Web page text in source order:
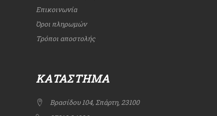
Επικοινωνία
Όροι πληρωμών
Τρόποι αποστολής
ΚΑΤΆΣΤΗΜΑ
Βρασίδου 104, Σπάρτη, 23100